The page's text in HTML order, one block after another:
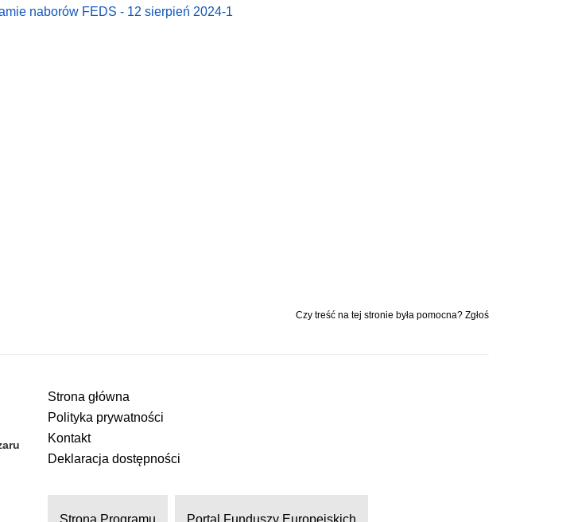
naborów FEDS - 12 sierpień 2024-1
Czy treść na tej stronie była pomocna? Zgłoś
Strona główna
Polityka prywatności
Kontakt
Deklaracja dostępności
Strona Programu Portal Funduszy Europejskich